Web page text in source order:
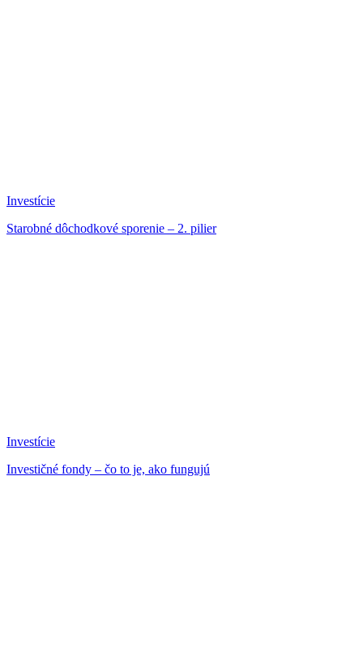
Investície
Starobné dôchodkové sporenie – 2. pilier
Investície
Investičné fondy – čo to je, ako fungujú